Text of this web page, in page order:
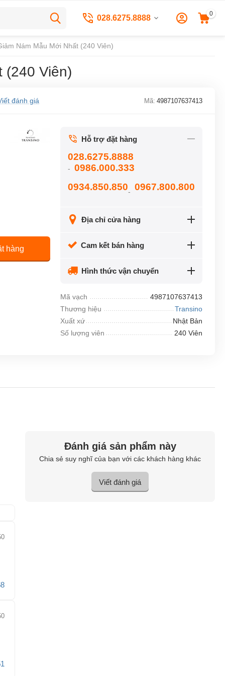
028.6275.8888 0
Nám Mẫu Mới Nhất (240 Viên)
(240 Viên)
đánh giá Mã: 4987107637413
hàng
Hỗ trợ đặt hàng
028.6275.8888
- 0986.000.333
0934.850.850- 0967.800.800
Địa chỉ cửa hàng
Cam kết bán hàng
Hình thức vận chuyển
Mã vạch
4987107637413
Thương hiệu
Transino
Xuất xứ
Nhật Bản
Số lượng viên
240 Viên
Đánh giá sản phẩm này
Chia sẻ suy nghĩ của bạn với các khách hàng khác
Viết đánh giá